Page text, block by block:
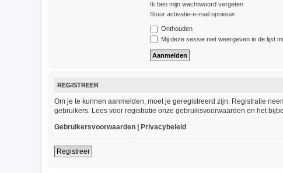
Ik ben mijn wachtwoord vergeten
Stuur activatie-e-mail opnieuw
Onthouden
Mij deze sessie niet weergeven in de lijst
REGISTREER
Om je te kunnen aanmelden, moet je geregistreerd zijn. Registratie
gebruikers. Lees voor registratie onze gebruiksvoorwaarden en het
Gebruikersvoorwaarden | Privacybeleid
Registreer